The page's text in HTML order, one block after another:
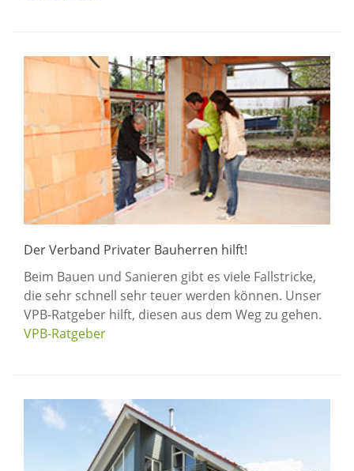
Der Verband Privater Bauherren hilft!
Beim Bauen und Sanieren gibt es viele Fallstricke,
die sehr schnell sehr teuer werden können. Unser
VPB-Ratgeber hilft, diesen aus dem Weg zu gehen.
VPB-Ratgeber